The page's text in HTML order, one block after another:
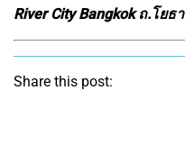
River City Bangkok ถ.โยธา
Share this post: